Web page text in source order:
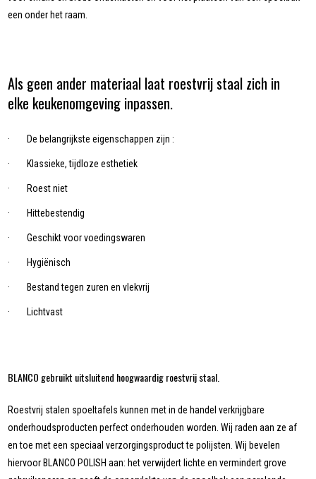
een onder het raam.
Als geen ander materiaal laat roestvrij staal zich in
elke keukenomgeving inpassen.
· De belangrijkste eigenschappen zijn :
· Klassieke, tijdloze esthetiek
· Roest niet
· Hittebestendig
· Geschikt voor voedingswaren
· Hygiënisch
· Bestand tegen zuren en vlekvrij
· Lichtvast
BLANCO gebruikt uitsluitend hoogwaardig roestvrij staal.
Roestvrij stalen spoeltafels kunnen met in de handel verkrijgbare
onderhoudsproducten perfect onderhouden worden. Wij raden aan ze af
en toe met een speciaal verzorgingsproduct te polijsten. Wij bevelen
hiervoor BLANCO POLISH aan: het verwijdert lichte en vermindert grove